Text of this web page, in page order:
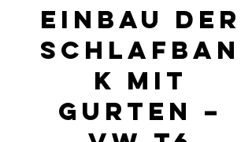
Einbau der
Schlafban
k mit
Gurten –